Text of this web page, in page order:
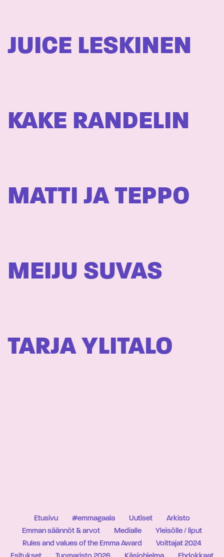
JUICE LESKINEN
KAKE RANDELIN
MATTI JA TEPPO
MEIJU SUVAS
TARJA YLITALO
Etusivu #emmagaala Uutiset
Arkisto
Emman säännöt & arvot
Medialle
Yleisölle / liput
Rules and values of the Emma Award
Voittajat 2024